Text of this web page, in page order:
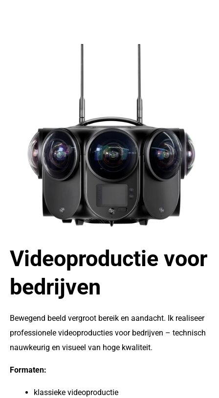
Videoproductie voor
bedrijven
Bewegend beeld vergroot bereik en aandacht. Ik realiseer
professionele videoproducties voor bedrijven – technisch
nauwkeurig en visueel van hoge kwaliteit.
Formaten:
klassieke videoproductie